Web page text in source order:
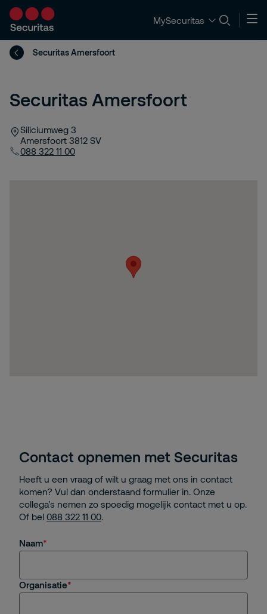
MySecuritas
Securitas Amersfoort
Securitas Amersfoort
Siliciumweg 3
Amersfoort 3812 SV
088 322 11 00
Contact opnemen met Securitas
Heeft u een vraag of wilt u graag met ons in contact
komen? Vul dan onderstaand formulier in. Onze
collega’s nemen zo spoedig mogelijk contact met u op.
Of bel 088 322 11 00.
Naam
Organisatie